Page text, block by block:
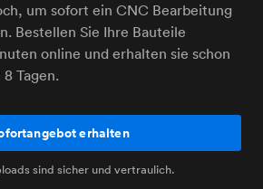
um sofort ein CNC Bearbeitung
Bestellen Sie Ihre Bauteile
online und erhalten sie schon
Tagen.
erhalten
sind sicher und vertraulich.